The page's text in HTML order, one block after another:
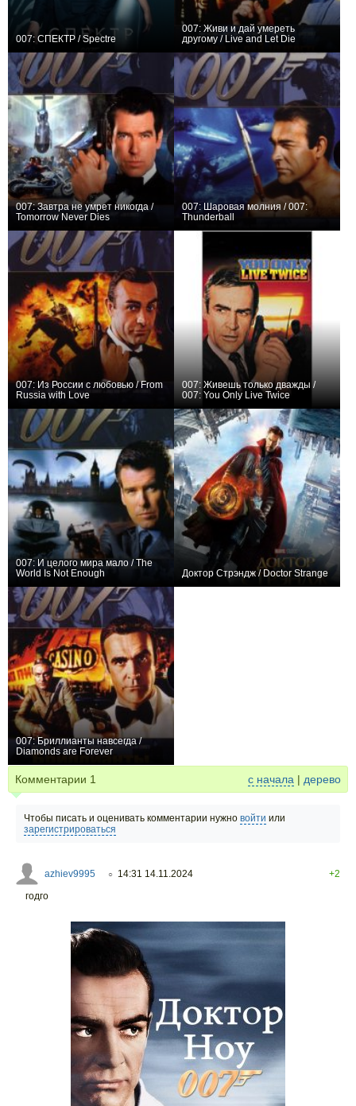
007: СПЕКТР / Spectre
007: Живи и дай умереть
другому / Live and Let Die
007: Завтра не умрет никогда /
Tomorrow Never Dies
007: Шаровая молния / 007:
Thunderball
007: Из России с любовью / From
Russia with Love
007: Живешь только дважды /
007: You Only Live Twice
007: И целого мира мало / The
World Is Not Enough
Доктор Стрэндж / Doctor Strange
007: Бриллианты навсегда /
Diamonds are Forever
Комментарии 1 с начала | дерево
Чтобы писать и оценивать комментарии нужно войти или
зарегистрироваться
azhiev9995 ○ 14:31 14.11.2024
+2
годго